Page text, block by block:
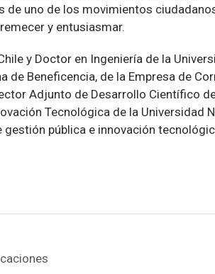
de uno de los movimientos
y entusiasmar.
y Doctor en Ingeniería de la
de Beneficencia, de la Empresa de
Adjunto de Desarrollo Científico
Tecnológica de la Universidad
pública e innovación